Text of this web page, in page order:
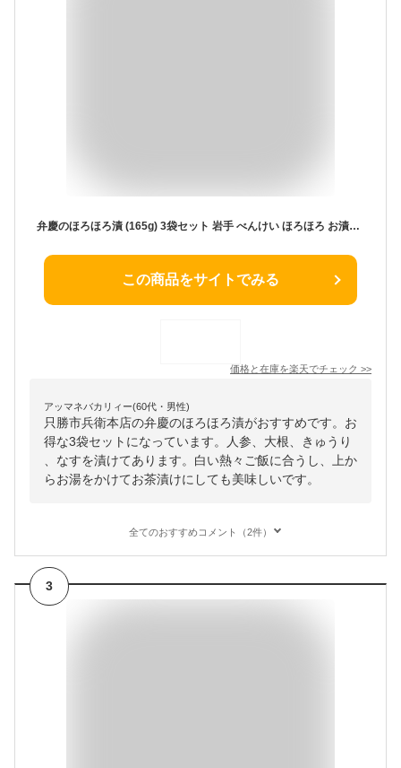
弁慶のほろほろ漬 (165g) 3袋セット 岩手 べんけい ほろほろ お漬物 お漬け物 漬物 漬け物 お土産 郡山銘販 まざっせこらっせ マザッセコラッセ 只勝市兵衛本店 只勝 只勝市兵衛
この商品をサイトでみる
価格と在庫を楽天でチェック >>
アッマネバカリィー(60代・男性)
只勝市兵衛本店の弁慶のほろほろ漬がおすすめです。お
得な3袋セットになっています。人参、大根、きゅうり
、なすを漬けてあります。白い熱々ご飯に合うし、上か
らお湯をかけてお茶漬けにしても美味しいです。
全てのおすすめコメント（2件）
3